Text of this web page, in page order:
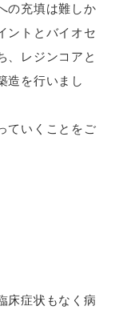
の充填は難しか
ントとバイオセ
、レジンコアと
造を行いまし
ていくことをご
床症状もなく病